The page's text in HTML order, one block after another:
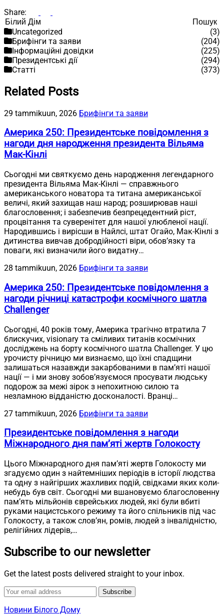
Share:
Пошук
Пошук
Uncategorized
(3)
Брифінги та заяви
(204)
Інформаційні довідки
(225)
Президентські дії
(294)
Статті
(373)
Related Posts
29 tammikuun, 2026 Брифінги та заяви
Америка 250: Президентське повідомлення з
нагоди дня народження президента Вільяма
Мак-Кінлі
Сьогодні ми святкуємо день народження легендарного
президента Вільяма Мак-Кінлі — справжнього
американського новатора та титана американської
величі, який захищав наш народ; розширював наші
благословення; і забезпечив безпрецедентний ріст,
процвітання та суверенітет для нашої улюбленої нації.
Народившись і вирісши в Найлсі, штат Огайо, Мак-Кінлі з
дитинства вивчав добродійності віри, обов’язку та
поваги, які визначили його видатну…
28 tammikuun, 2026 Брифінги та заяви
Америка 250: Президентське повідомлення з
нагоди річниці катастрофи космічного шатла
Challenger
Сьогодні, 40 років тому, Америка трагічно втратила 7
блискучих, visionary та сміливих титанів космічних
досліджень на борту космічного шатла Challenger. У цю
урочисту річницю ми визнаємо, що їхні спадщини
залишаться назавжди закарбованими в пам’яті нашої
нації — і ми знову зобов’язуємося просувати людську
подорож за межі зірок з непохитною силою та
незламною відданістю досконалості. Вранці…
27 tammikuun, 2026 Брифінги та заяви
Президентське повідомлення з нагоди
Міжнародного дня пам’яті жертв Голокосту
Цього Міжнародного дня пам’яті жертв Голокосту ми
згадуємо один з найтемніших періодів в історії людства
та одну з найгірших жахливих подій, свідками яких коли-
небудь був світ. Сьогодні ми вшановуємо благословенну
пам’ять мільйонів єврейських людей, які були вбиті
руками нацистського режиму та його спільників під час
Голокосту, а також слов’ян, ромів, людей з інвалідністю,
релігійних лідерів,…
Subscribe to our newsletter
Get the latest posts delivered straight to your inbox.
Subscribe
Новини Білого Дому